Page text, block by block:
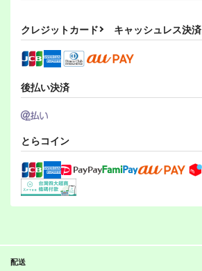
クレジットカード キャッシュレス決済
後払い決済
とらコイン
配送